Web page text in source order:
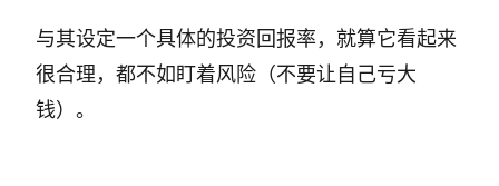
与其设定一个具体的投资回报率，就算它看起来
很合理，都不如盯着风险（不要让自己亏大
钱）。